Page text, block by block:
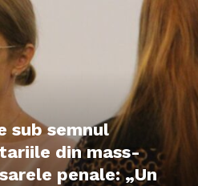
sub semnul
din mass-
penale: „Un